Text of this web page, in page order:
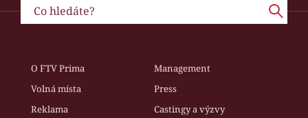
O FTV Prima
Management
Volná místa
Press
Reklama
Castingy a výzvy